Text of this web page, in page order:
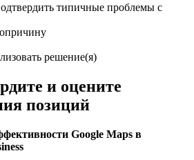
типичные проблемы с
решение(я)
и оцените
позиций
Google Maps в